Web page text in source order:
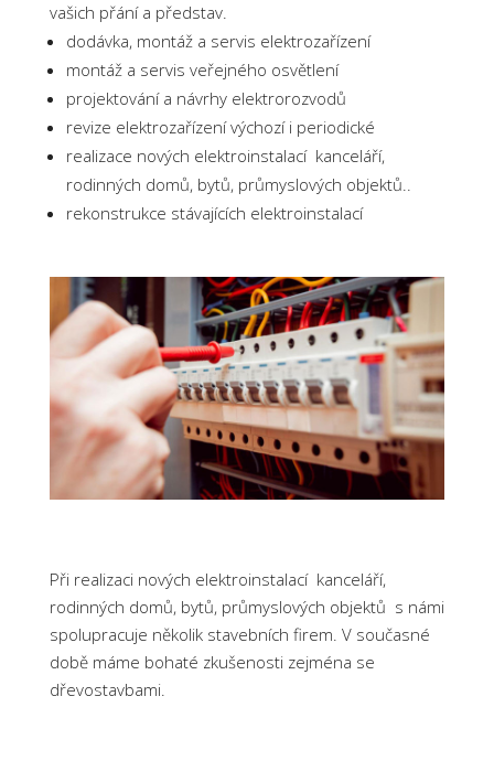
vašich přání a představ.
dodávka, montáž a servis elektrozařízení
montáž a servis veřejného osvětlení
projektování a návrhy elektrorozvodů
revize elektrozařízení výchozí i periodické
realizace nových elektroinstalací kanceláří,
rodinných domů, bytů, průmyslových objektů..
rekonstrukce stávajících elektroinstalací
Při realizaci nových elektroinstalací kanceláří,
rodinných domů, bytů, průmyslových objektů s námi
spolupracuje několik stavebních firem. V současné
době máme bohaté zkušenosti zejména se
dřevostavbami.